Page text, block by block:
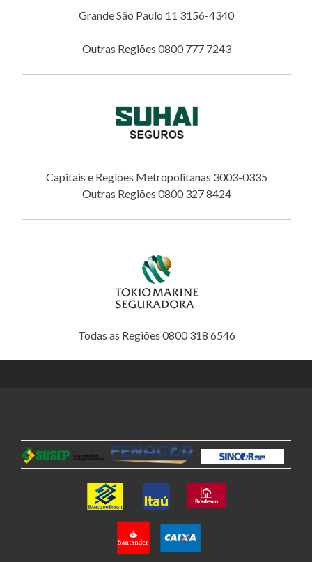
Grande São Paulo 11 3156-4340
Outras Regiões 0800 777 7243
Capitais e Regiões Metropolitanas 3003-0335
Outras Regiões 0800 327 8424
Todas as Regiões 0800 318 6546